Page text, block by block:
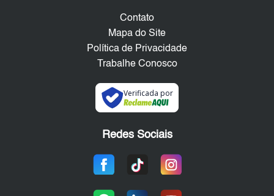
Contato
Mapa do Site
Política de Privacidade
Trabalhe Conosco
Verificada por
Redes Sociais